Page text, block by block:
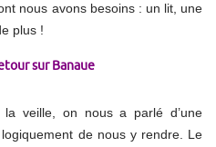
nous avons besoins : un lit, une
plus !
sur Banaue
veille, on nous a parlé d’une
de nous y rendre. Le